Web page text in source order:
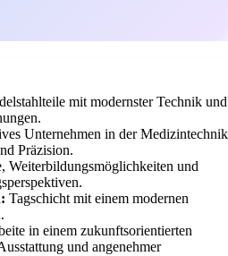
mit modernster Technik und
Unternehmen in der Medizintechnik
Präzision.
Weiterbildungsmöglichkeiten und
Tagschicht mit einem modernen
in einem zukunftsorientierten
und angenehmer